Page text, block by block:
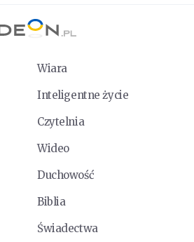
Wiara
Inteligentne życie
Czytelnia
Wideo
Duchowość
Biblia
Świadectwa